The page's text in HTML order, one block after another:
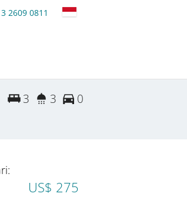
2609 0811
3 3 0
US$ 275